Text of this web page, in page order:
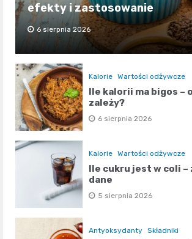
efekty i zastosowanie
6 sierpnia 2026
Kalorie Wartości odżywcze
Ile kalorii ma bigos –
zależy?
6 sierpnia 2026
Kalorie Wartości odżywcze
Ile cukru jest w coli –
dane
5 sierpnia 2026
Antyoksydanty Składniki